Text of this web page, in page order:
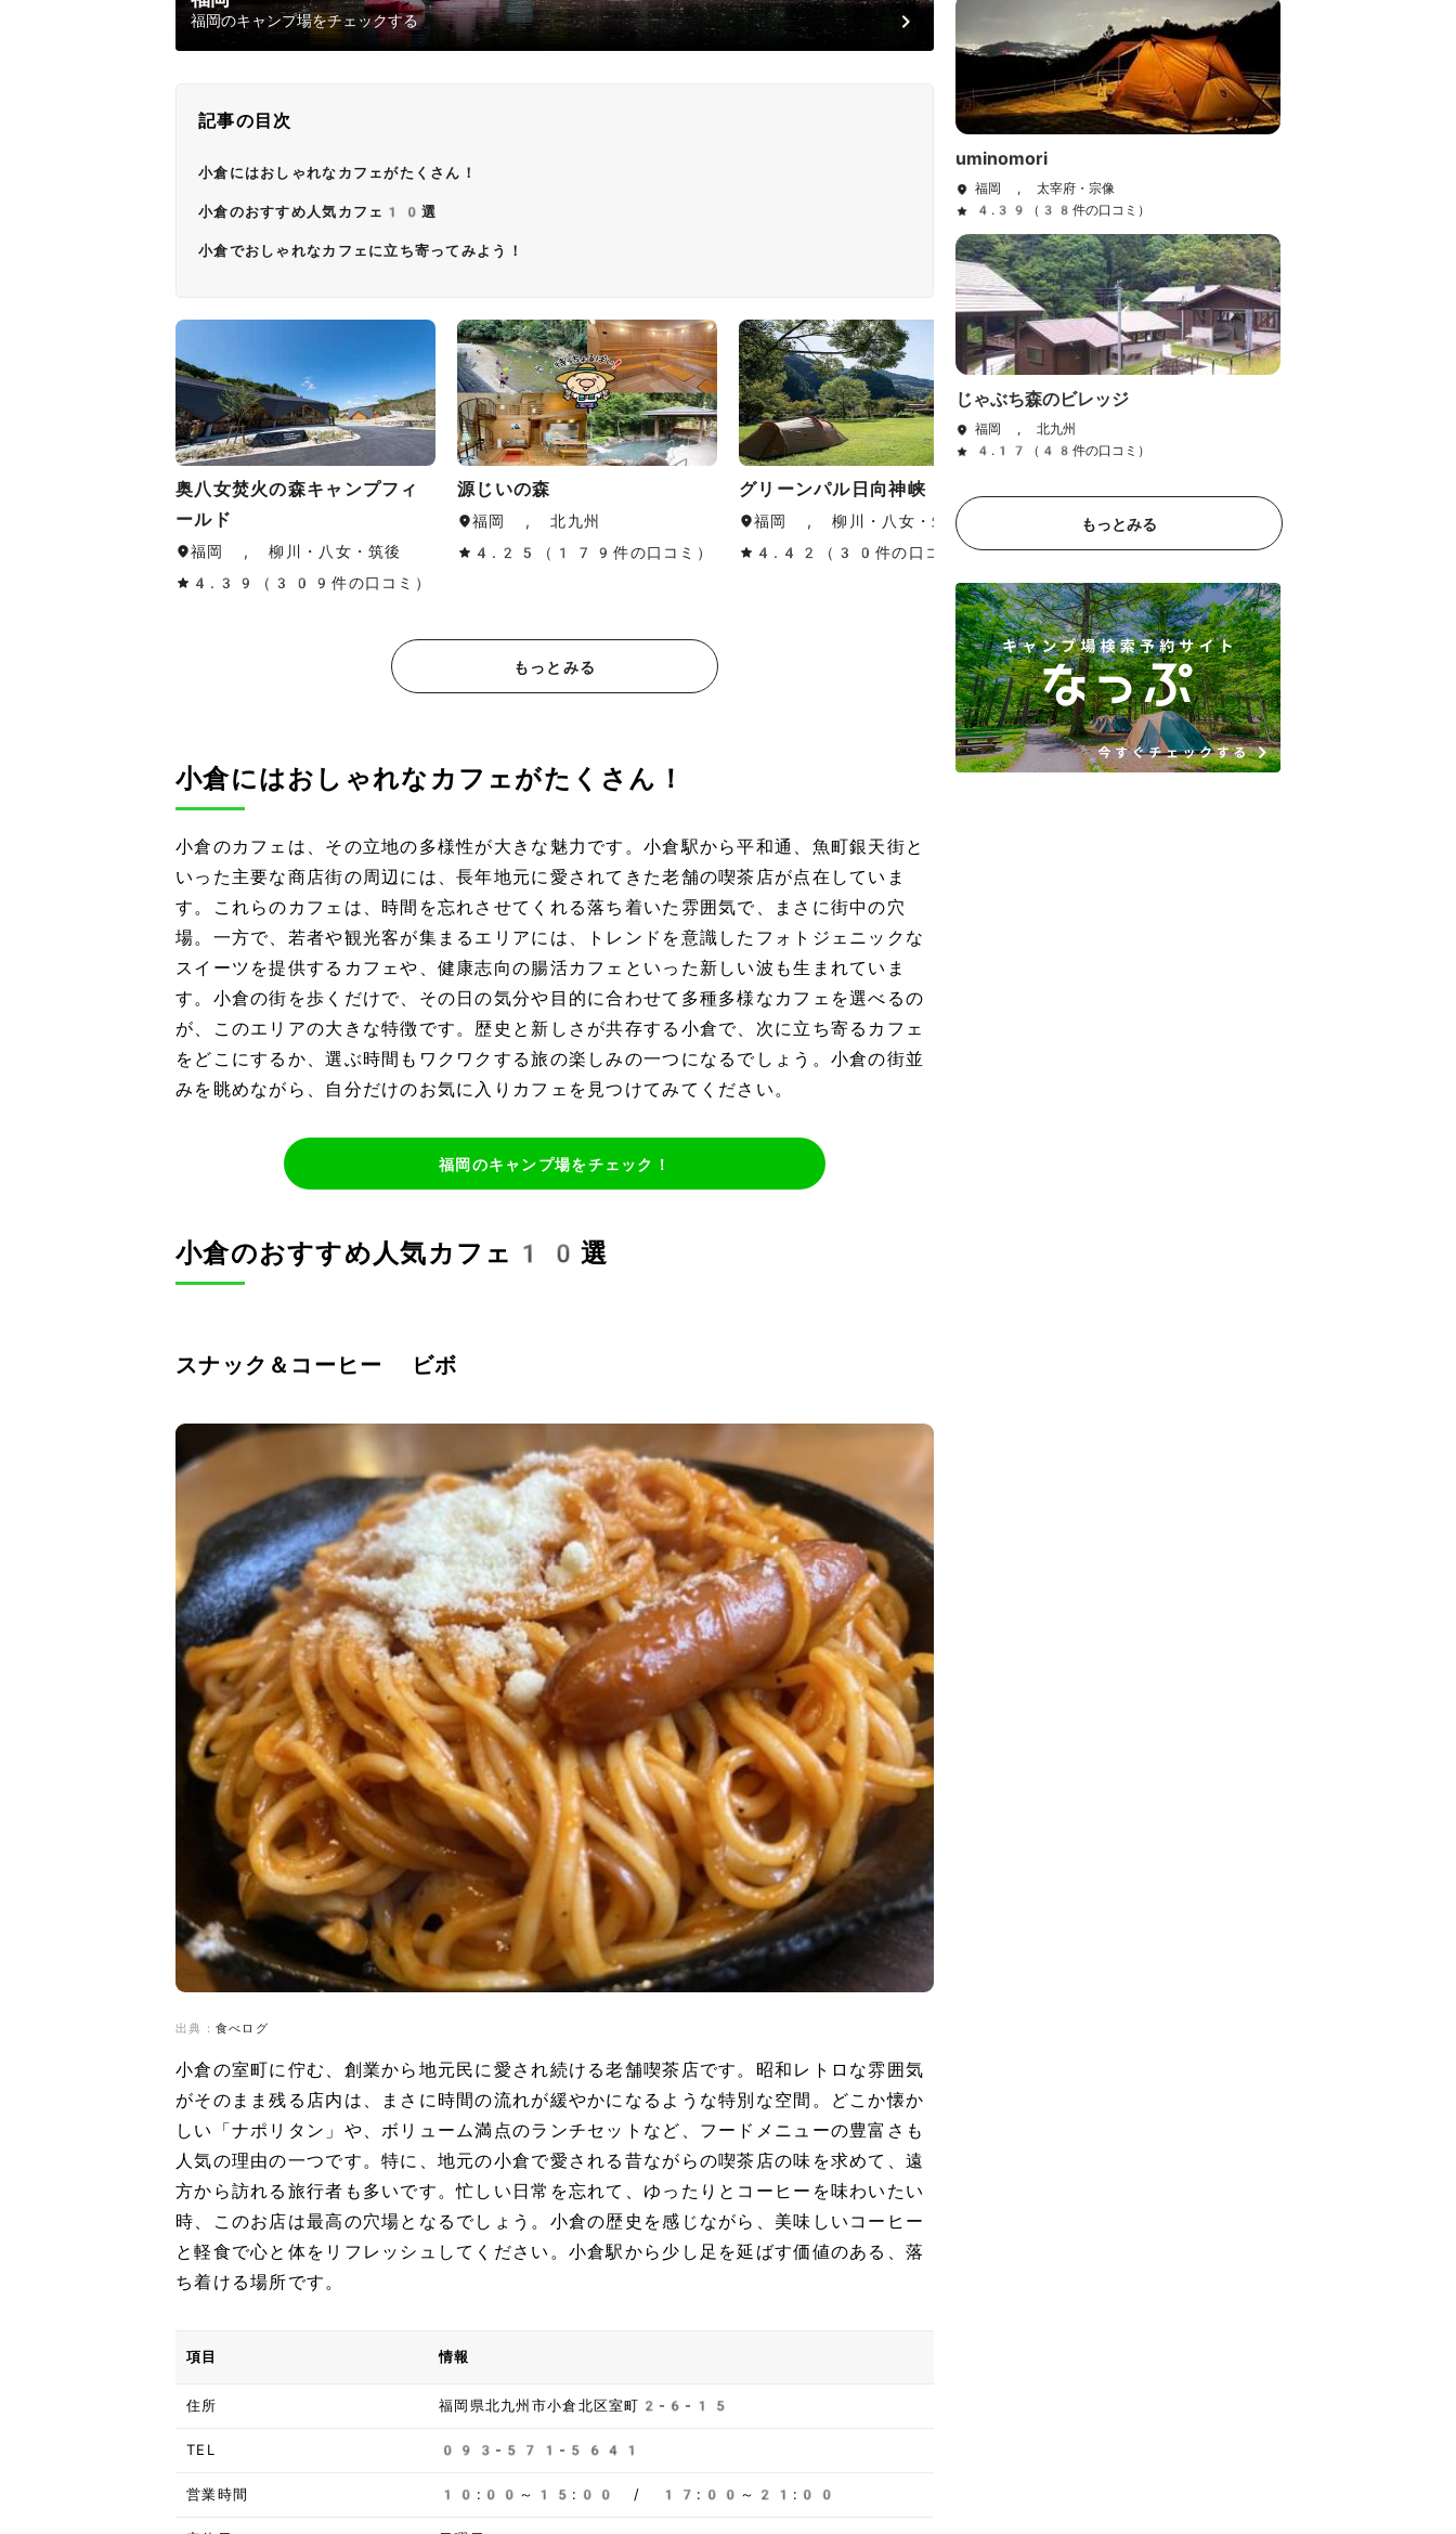
福岡のキャンプ場をチェックする
記事の目次
小倉にはおしゃれなカフェがたくさん！
小倉のおすすめ人気カフェ10選
小倉でおしゃれなカフェに立ち寄ってみよう！
奥八女焚火の森キャンプフィ
ールド
福岡 , 柳川・八女・筑後
4.39（309件の口コミ）
源じいの森
福岡 , 北九州
4.25（179件の口コミ）
グリーンパル日向神峡
福岡 , 柳川・八女・筑後
4.42（30件の口コミ）
福岡 , 糸島・前原
4.43（24件の口コミ）
もっとみる
小倉にはおしゃれなカフェがたくさん！
小倉のカフェは、その立地の多様性が大きな魅力です。小倉駅から平和通、魚町銀天街と
いった主要な商店街の周辺には、長年地元に愛されてきた老舗の喫茶店が点在していま
す。これらのカフェは、時間を忘れさせてくれる落ち着いた雰囲気で、まさに街中の穴
場。一方で、若者や観光客が集まるエリアには、トレンドを意識したフォトジェニックな
スイーツを提供するカフェや、健康志向の腸活カフェといった新しい波も生まれていま
す。小倉の街を歩くだけで、その日の気分や目的に合わせて多種多様なカフェを選べるの
が、このエリアの大きな特徴です。歴史と新しさが共存する小倉で、次に立ち寄るカフェ
をどこにするか、選ぶ時間もワクワクする旅の楽しみの一つになるでしょう。小倉の街並
みを眺めながら、自分だけのお気に入りカフェを見つけてみてください。
福岡のキャンプ場をチェック！
小倉のおすすめ人気カフェ10選
スナック＆コーヒー ビボ
出典： 食べログ
小倉の室町に佇む、創業から地元民に愛され続ける老舗喫茶店です。昭和レトロな雰囲気
がそのまま残る店内は、まさに時間の流れが緩やかになるような特別な空間。どこか懐か
しい「ナポリタン」や、ボリューム満点のランチセットなど、フードメニューの豊富さも
人気の理由の一つです。特に、地元の小倉で愛される昔ながらの喫茶店の味を求めて、遠
方から訪れる旅行者も多いです。忙しい日常を忘れて、ゆったりとコーヒーを味わいたい
時、このお店は最高の穴場となるでしょう。小倉の歴史を感じながら、美味しいコーヒー
と軽食で心と体をリフレッシュしてください。小倉駅から少し足を延ばす価値のある、落
ち着ける場所です。
項目 情報
住所 福岡県北九州市小倉北区室町2-6-15
TEL 093-571-5641
営業時間 10:00～15:00 / 17:00～21:00
uminomori
福岡 , 太宰府・宗像
4.39（38件の口コミ）
じゃぶち森のビレッジ
福岡 , 北九州
4.17（48件の口コミ）
もっとみる